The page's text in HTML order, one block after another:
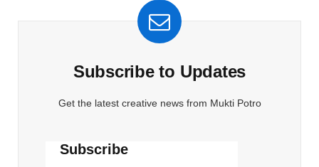
Subscribe to Updates
Get the latest creative news from Mukti Potro
Subscribe